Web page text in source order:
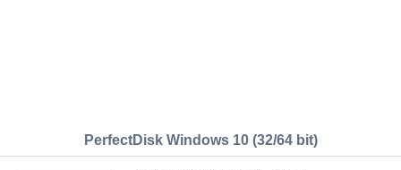
PerfectDisk Windows 10 (32/64 bit)